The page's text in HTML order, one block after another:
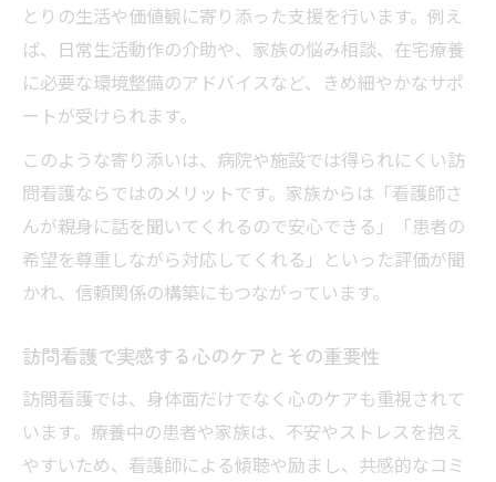
とりの生活や価値観に寄り添った支援を行います。例え
ば、日常生活動作の介助や、家族の悩み相談、在宅療養
に必要な環境整備のアドバイスなど、きめ細やかなサポ
ートが受けられます。
このような寄り添いは、病院や施設では得られにくい訪
問看護ならではのメリットです。家族からは「看護師さ
んが親身に話を聞いてくれるので安心できる」「患者の
希望を尊重しながら対応してくれる」といった評価が聞
かれ、信頼関係の構築にもつながっています。
訪問看護で実感する心のケアとその重要性
訪問看護では、身体面だけでなく心のケアも重視されて
います。療養中の患者や家族は、不安やストレスを抱え
やすいため、看護師による傾聴や励まし、共感的なコミ